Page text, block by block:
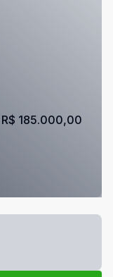
R$ 185.000,00